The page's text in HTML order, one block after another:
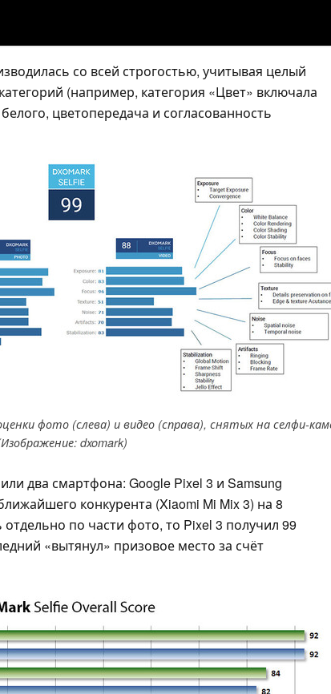
со всей строгостью, учитывая целый
(например, категория «Цвет» включала
цветопередача и согласованность
фото (слева) и видео (справа), снятых на селфи-
dxomark)
два смартфона: Google Pixel 3 и Samsung
конкурента (Xiaomi Mi Mix 3) на 8
по части фото, то Pixel 3 получил 99
«вытянул» призовое место за счёт